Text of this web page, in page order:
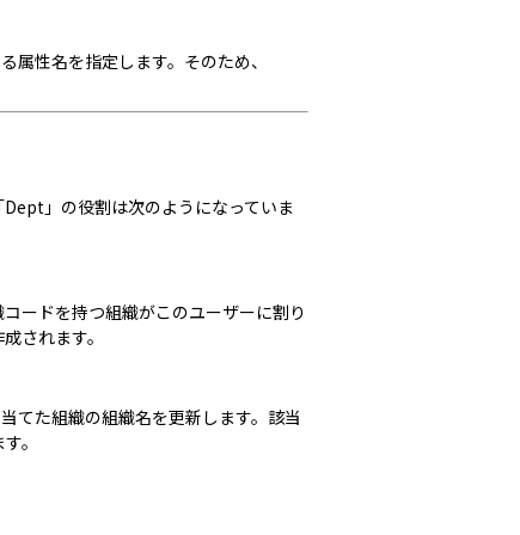
性名を指定します。そのため、
」の役割は次のようになっていま
ードを持つ組織がこのユーザーに割り
されます。
てた組織の組織名を更新します。該当
。